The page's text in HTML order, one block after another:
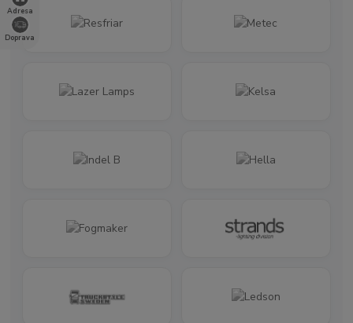
Adresa
Doprava